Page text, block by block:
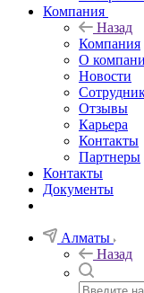
Компания
Назад
Компания
О
Новости
Отзывы
Карьера
Контакты
Партнеры
Контакты
Документы
Алматы
Назад